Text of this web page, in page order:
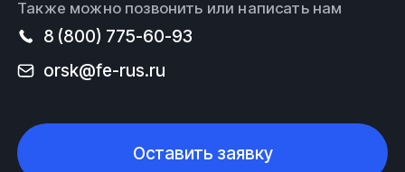
Также можно позвонить или написать нам
8 (800) 775-60-93
orsk@fe-rus.ru
Оставить заявку